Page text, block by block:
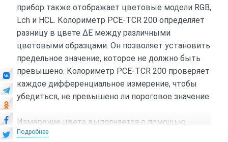
прибор также отображает цветовые модели RGB,
Lch и HCL. Колориметр PCE-TCR 200 определяет
разницу в цвете ΔE между различными
цветовыми образцами. Он позволяет установить
предельное значение, которое не должно быть
превышено. Колориметр PCE-TCR 200 проверяет
каждое дифференциальное измерение, чтобы
убедиться, не превышено ли пороговое значение.
Измерение цвета выполняется с помощью
высокоточного кремниевого датчика. Датчик
Подробнее